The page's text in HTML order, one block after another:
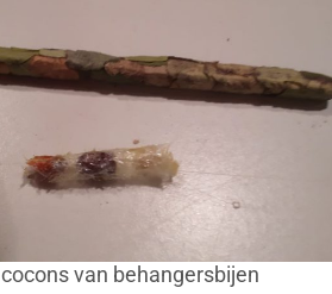
cocons van behangersbijen